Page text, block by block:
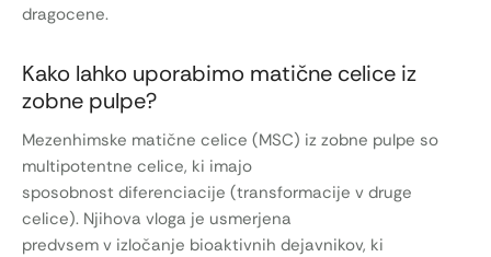
dragocene.
Kako lahko uporabimo matične celice iz
zobne pulpe?
Mezenhimske matične celice (MSC) iz zobne pulpe so
multipotentne celice, ki imajo
sposobnost diferenciacije (transformacije v druge
celice). Njihova vloga je usmerjena
predvsem v izločanje bioaktivnih dejavnikov, ki